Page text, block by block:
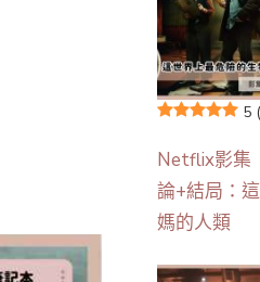
5
Netflix影集
論+結局：
媽的人類